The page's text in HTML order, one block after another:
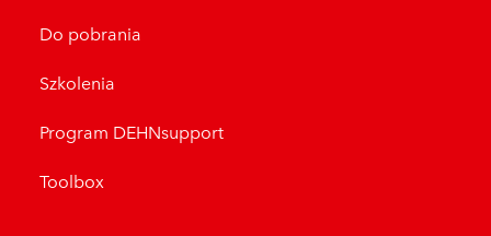
Do pobrania
Szkolenia
Program DEHNsupport
Toolbox